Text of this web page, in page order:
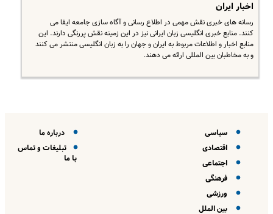
اخبار ایران
​ رسانه های خبری نقش مهمی در اطلاع رسانی و آگاه سازی جامعه ایفا می
کنند. منابع خبری انگلیسی زبان ایرانی نیز در این زمینه نقش پررنگی دارند. این
منابع اخبار و اطلاعات مربوط به ایران و جهان را به زبان انگلیسی منتشر می کنند
و به مخاطبان بین المللی ارائه می دهند.
سیاسی
اقتصادی
اجتماعی
فرهنگی
ورزشی
بین الملل
درباره ما
تبلیغات و تماس
با ما